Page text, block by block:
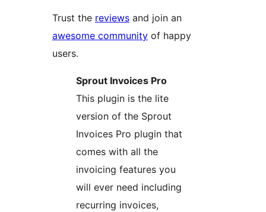
Trust the reviews and join an
awesome community of happy
users.
Sprout Invoices Pro
This plugin is the lite
version of the Sprout
Invoices Pro plugin that
comes with all the
invoicing features you
will ever need including
recurring invoices,